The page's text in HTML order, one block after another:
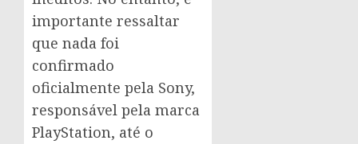
importante ressaltar
que nada foi
confirmado
oficialmente pela Sony,
responsável pela marca
PlayStation, até o